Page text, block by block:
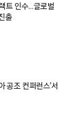
트 인수…글로벌
출
공조 컨퍼런스’서